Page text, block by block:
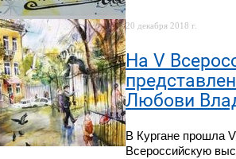
20 декабря 2018 г.
На V
Любови
В Кургане прошла
Всероссийскую